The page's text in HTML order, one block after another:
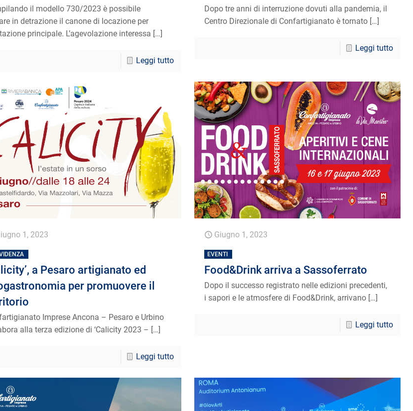
il modello 730/2023 è possibile
in detrazione il canone di locazione per
principale. L’agevolazione interessa […]
Leggi tutto
Dopo tre anni di interruzione dovuti alla pandemia, il
Centro Direzionale di Confartigianato è tornato […]
Leggi tutto
1, 2023
a Pesaro artigianato ed
per promuovere il
Imprese Ancona – Pesaro e Urbino
alla terza edizione di ‘Calicity 2023 – […]
Leggi tutto
Giugno 1, 2023
EVENTI
Food&Drink arriva a Sassoferrato
Dopo il successo registrato nelle edizioni precedenti,
i sapori e le atmosfere di Food&Drink, arrivano […]
Leggi tutto